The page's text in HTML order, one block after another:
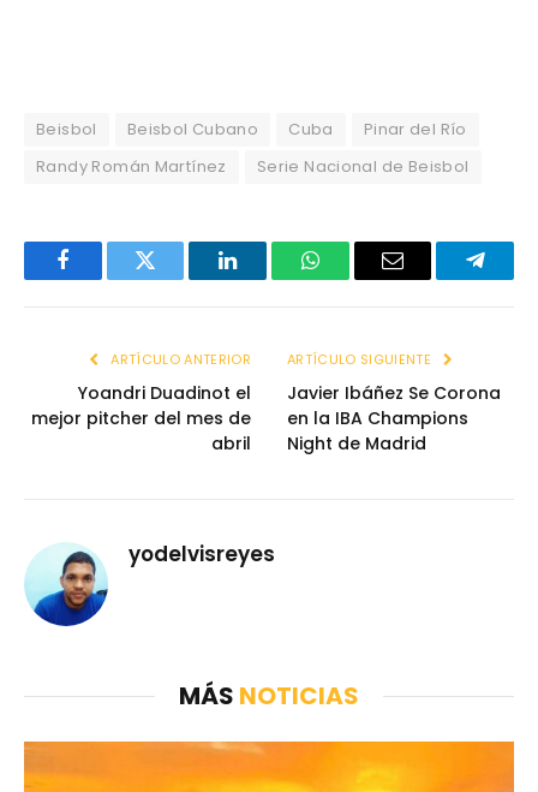
Beisbol Beisbol Cubano Cuba
Pinar del Río
Randy Román Martínez
Serie Nacional de Beisbol
FacebookTwitter LinkedInWhatsAppEmail
ARTÍCULO ANTERIOR
Yoandri Duadinot el
mejor pitcher del mes de
abril
ARTÍCULO SIGUIENTE
Javier Ibáñez Se Corona
en la IBA Champions
Night de Madrid
yodelvisreyes
MÁS NOTICIAS